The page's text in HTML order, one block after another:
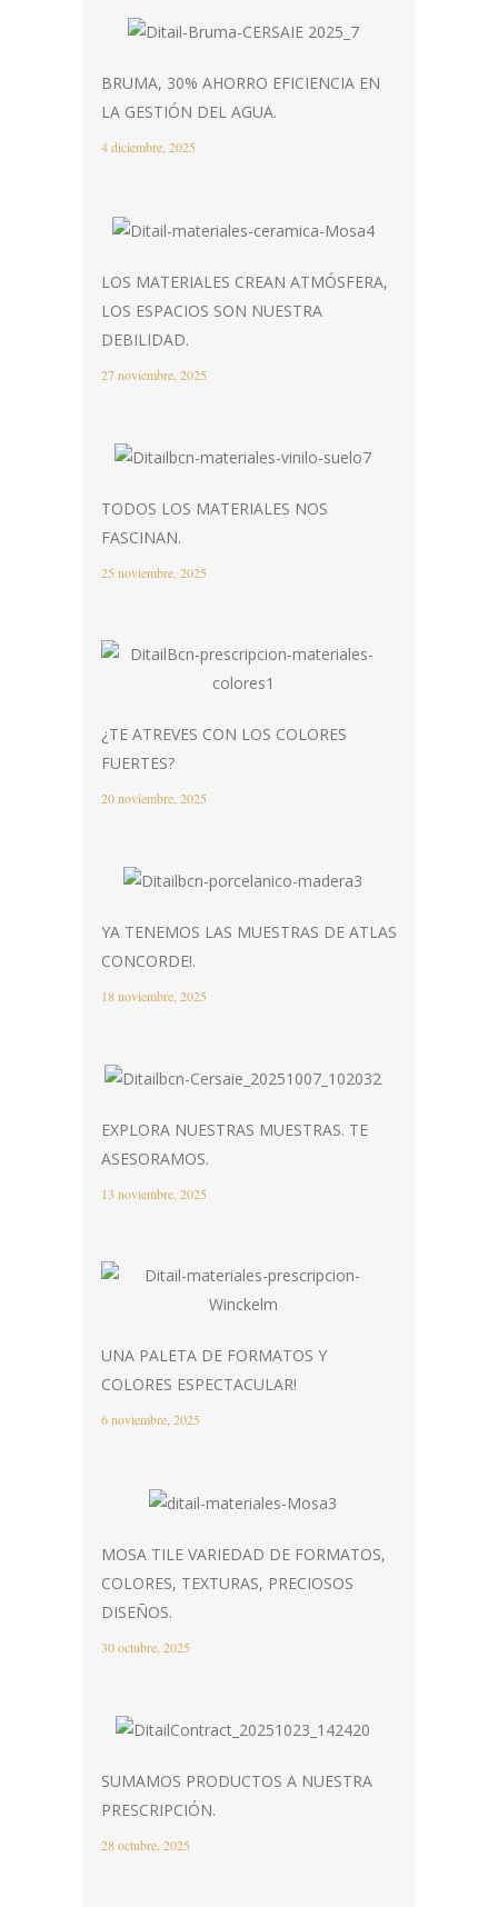
BRUMA, 30% AHORRO EFICIENCIA EN
LA GESTIÓN DEL AGUA.
4 diciembre, 2025
LOS MATERIALES CREAN ATMÓSFERA,
LOS ESPACIOS SON NUESTRA
DEBILIDAD.
27 noviembre, 2025
TODOS LOS MATERIALES NOS
FASCINAN.
25 noviembre, 2025
¿TE ATREVES CON LOS COLORES
FUERTES?
20 noviembre, 2025
YA TENEMOS LAS MUESTRAS DE ATLAS
CONCORDE!.
18 noviembre, 2025
EXPLORA NUESTRAS MUESTRAS. TE
ASESORAMOS.
13 noviembre, 2025
UNA PALETA DE FORMATOS Y
COLORES ESPECTACULAR!
6 noviembre, 2025
MOSA TILE VARIEDAD DE FORMATOS,
COLORES, TEXTURAS, PRECIOSOS
DISEÑOS.
30 octubre, 2025
SUMAMOS PRODUCTOS A NUESTRA
PRESCRIPCIÓN.
28 octubre, 2025